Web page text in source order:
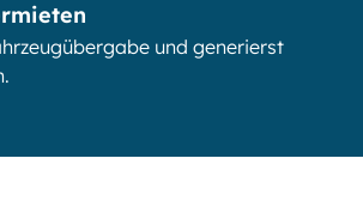
und generierst